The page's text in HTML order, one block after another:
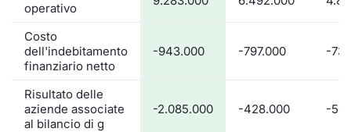
operativo
Costo
dell'indebitamento
finanziario netto
-943.000 -797.000 -
Risultato delle
aziende associate
al bilancio di g
-2.085.000 -428.000 -